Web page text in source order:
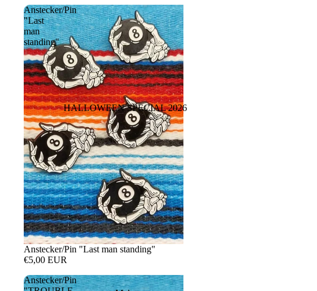
HALLOWEEN SPECIAL 2026
Anstecker/Pin
"Last
man
standing"
Anstecker/Pin "Last man standing"
€5,00 EUR
Anstecker/Pin